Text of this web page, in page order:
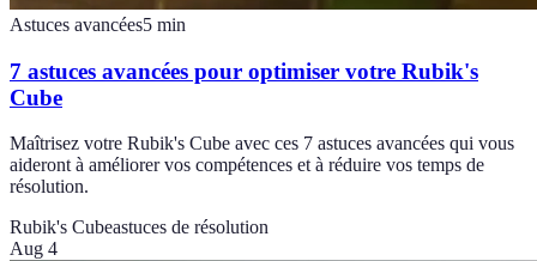
Astuces avancées5 min
7 astuces avancées pour optimiser votre Rubik's
Cube
Maîtrisez votre Rubik's Cube avec ces 7 astuces avancées qui vous
aideront à améliorer vos compétences et à réduire vos temps de
résolution.
Rubik's Cubeastuces de résolution
Aug 4